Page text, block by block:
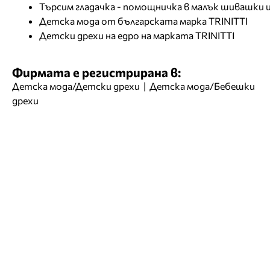
Търсим гладачка - помощничка в малък шивашки
Детска мода от българската марка TRINITTI
Детски дрехи на едро на марката TRINITTI
Фирмата е регистрирана в:
Детска мода/Детски дрехи | Детска мода/Бебешки
дрехи